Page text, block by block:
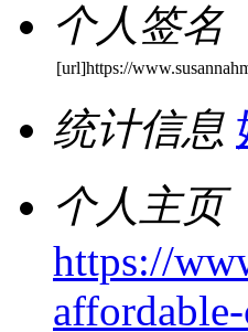
个人签名
[url]https://
统计信息
个人主页
https://